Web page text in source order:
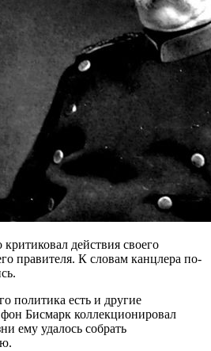
действия своего
правителя. К словам канцлера по-
политика есть и другие
Бисмарк коллекционировал
ему удалось собрать